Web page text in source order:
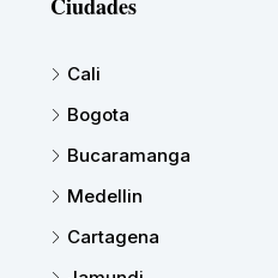
Cali
Bogota
Bucaramanga
Medellin
Cartagena